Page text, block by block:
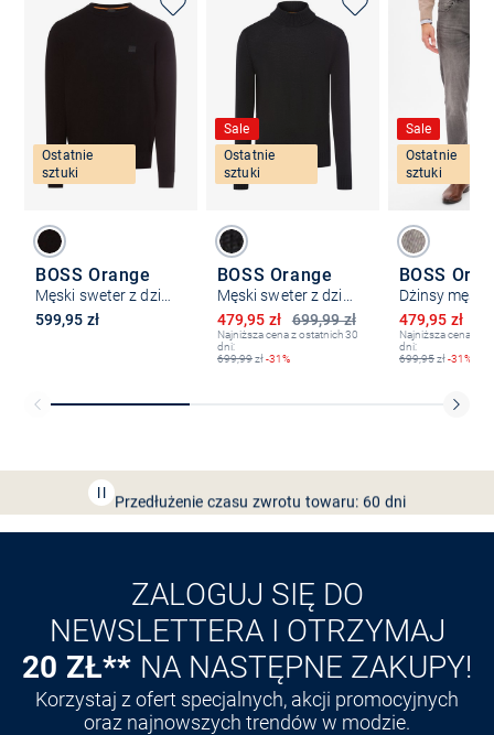
Ostatnie
sztuki
BOSS Orange
599,95 zł
Sale
Ostatnie
sztuki
BOSS Orange
699,99 zł
Obniżona cena
479,95 zł
Najniższa cena z ostatnich 30
dni:
699,99zł-31%
Sale
Ostatnie
sztuki
BOSS
Dżinsy
Obniżona
479,95 zł
Najniższa cena z
dni:
699,95zł-31%
Przedłużenie czasu zwrotu towaru: 60 dni
Odkryj aplikację VANGRAAF
ZALOGUJ SIĘ DO
NEWSLETTERA I OTRZYMAJ
20 ZŁ** NA NASTĘPNE ZAKUPY!
Korzystaj z ofert specjalnych, akcji promocyjnych
oraz najnowszych trendów w modzie.